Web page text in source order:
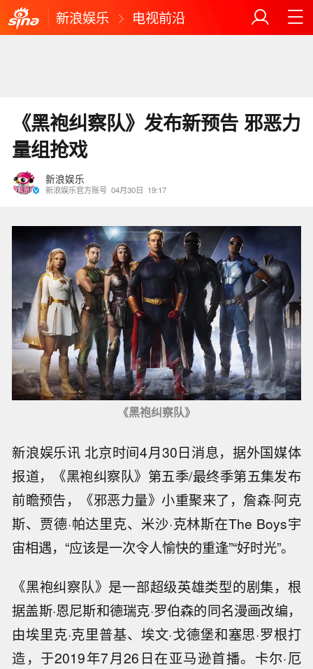
新浪娱乐 电视前沿
《黑袍纠察队》发布新预告 邪恶力
量组抢戏
新浪娱乐
新浪娱乐官方账号 04月30日 19:17
《黑袍纠察队》
新浪娱乐讯 北京时间4月30日消息，据外国媒体
报道，《黑袍纠察队》第五季/最终季第五集发布
前瞻预告，《邪恶力量》小重聚来了，詹森·阿克
斯、贾德·帕达里克、米沙·克林斯在The Boys宇
宙相遇，“应该是一次令人愉快的重逢”“好时光”。
《黑袍纠察队》是一部超级英雄类型的剧集，根
据盖斯·恩尼斯和德瑞克·罗伯森的同名漫画改编，
由埃里克·克里普基、埃文·戈德堡和塞思·罗根打
造，于2019年7月26日在亚马逊首播。卡尔·厄